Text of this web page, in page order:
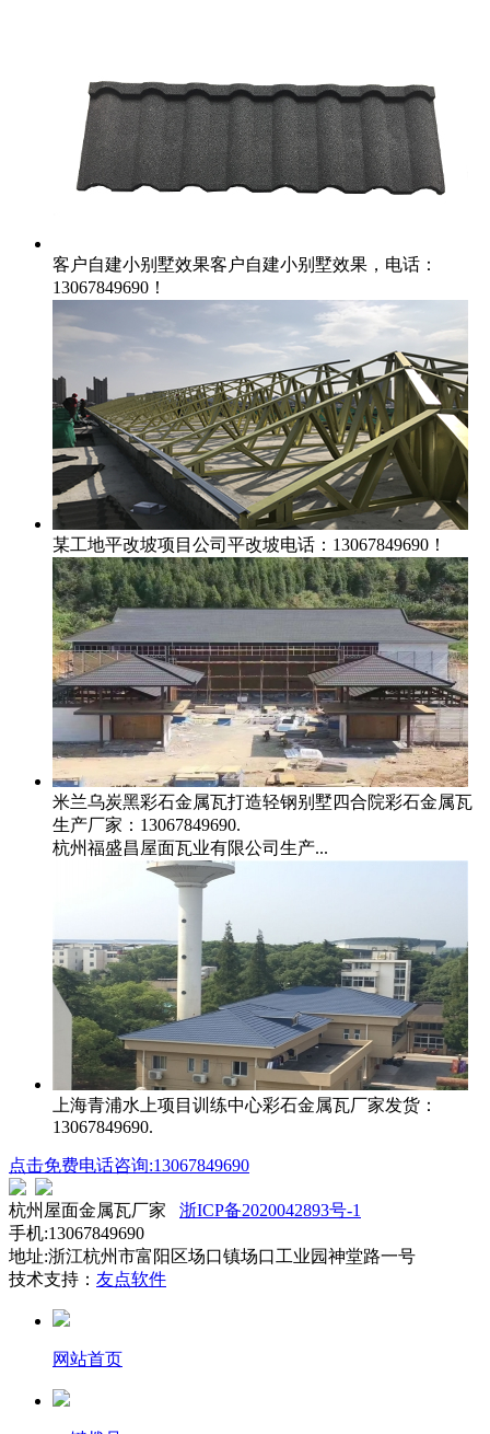
客户自建小别墅效果客户自建小别墅效果，电话：
13067849690！
某工地平改坡项目 公司平改坡电话：13067849690！
米兰乌炭黑彩石金属瓦打造轻钢别墅四合院彩石金属瓦
生产厂家：13067849690.
杭州福盛昌屋面瓦业有限公司生产...
上海青浦水上项目训练中心彩石金属瓦厂家发货：
13067849690.
点击免费电话咨询:13067849690
杭州屋面金属瓦厂家 浙ICP备2020042893号-1
手机:13067849690
地址:浙江杭州市富阳区场口镇场口工业园神堂路一号
技术支持： 友点软件
网站首页